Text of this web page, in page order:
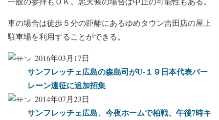
車の場合は徒歩５分の距離にあるゆめタウン吉田店の屋上
駐車場を利用することができる。
2016年03月17日
サンフレッチェ広島の森島司がU-１９日本代表バー
レーン遠征に追加招集
2014年07月23日
サンフレッチェ広島、今夜ホームで柏戦、午後7時キ